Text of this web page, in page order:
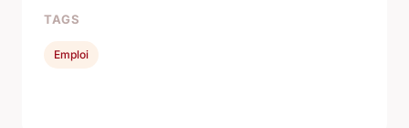
TAGS
Emploi